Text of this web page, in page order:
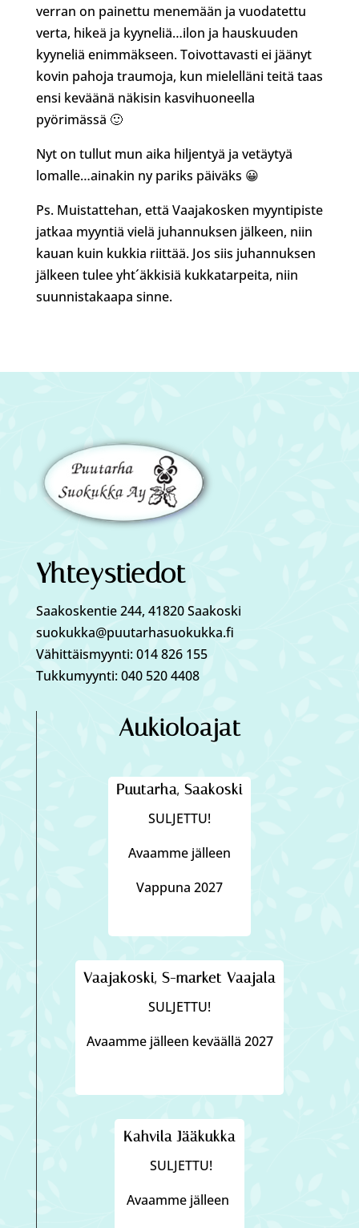
verran on painettu menemään ja vuodatettu
verta, hikeä ja kyyneliä…ilon ja hauskuuden
kyyneliä enimmäkseen. Toivottavasti ei jäänyt
kovin pahoja traumoja, kun mielelläni teitä taas
ensi keväänä näkisin kasvihuoneella
pyörimässä 🙂
Nyt on tullut mun aika hiljentyä ja vetäytyä
lomalle…ainakin ny pariks päiväks 😀
Ps. Muistattehan, että Vaajakosken myyntipiste
jatkaa myyntiä vielä juhannuksen jälkeen, niin
kauan kuin kukkia riittää. Jos siis juhannuksen
jälkeen tulee yht´äkkisiä kukkatarpeita, niin
suunnistakaapa sinne.
Yhteystiedot
Saakoskentie 244, 41820 Saakoski
suokukka@puutarhasuokukka.fi
Vähittäismyynti: 014 826 155
Tukkumyynti: 040 520 4408
Aukioloajat
Puutarha, Saakoski
SULJETTU!
Avaamme jälleen
Vappuna 2027
Vaajakoski, S-market Vaajala
SULJETTU!
Avaamme jälleen keväällä 2027
Kahvila Jääkukka
SULJETTU!
Avaamme jälleen